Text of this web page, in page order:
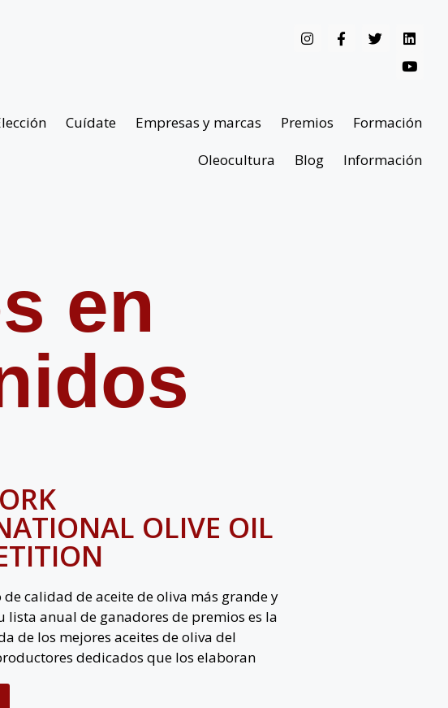
Cuídate Empresas y marcas Premios
Formación
Oleocultura
Blog Información
en
OLIVE OIL
de calidad de aceite de oliva más grande y
lista anual de ganadores de premios es la
de los mejores aceites de oliva del
dedicados que los elaboran